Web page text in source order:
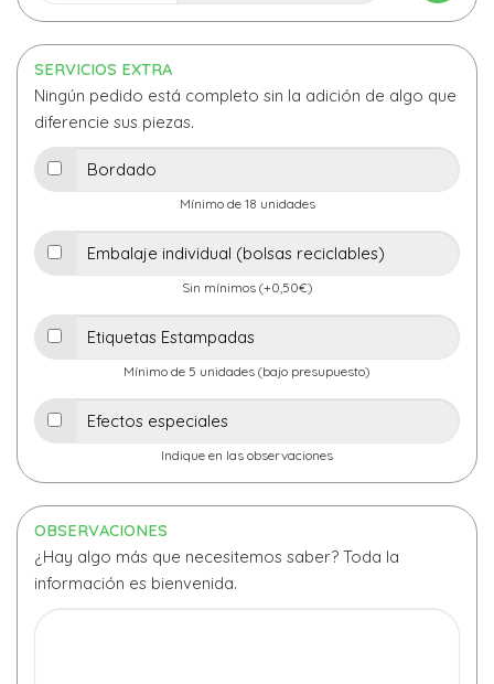
SERVICIOS EXTRA
Ningún pedido está completo sin la adición de algo que
diferencie sus piezas.
Mínimo de 18 unidades
Sin mínimos (+0,50€)
Mínimo de 5 unidades (bajo presupuesto)
Indique en las observaciones
OBSERVACIONES
¿Hay algo más que necesitemos saber? Toda la
información es bienvenida.